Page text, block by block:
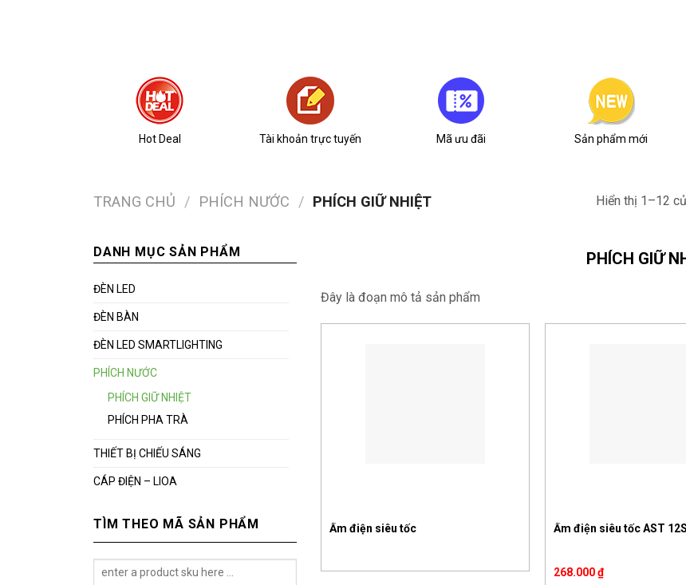
Hot Deal Tài khoản trực tuyến Mã ưu đãi Sản phẩm mới
TRANG CHỦ / PHÍCH NƯỚC / PHÍCH GIỮ NHIỆT Hiển thị 1–12
DANH MỤC SẢN PHẨM
ĐÈN LED
ĐÈN BÀN
ĐÈN LED SMARTLIGHTING
PHÍCH NƯỚC
PHÍCH GIỮ NHIỆT
PHÍCH PHA TRÀ
THIẾT BỊ CHIẾU SÁNG
CÁP ĐIỆN – LIOA
TÌM THEO MÃ SẢN PHẨM
PHÍCH GIỮ
Đây là đoạn mô tả sản phẩm
Ấm điện siêu tốc Ấm điện siêu tốc AST
268.000₫